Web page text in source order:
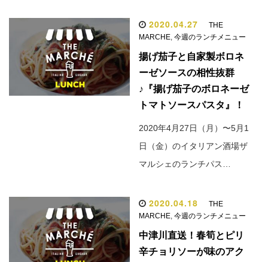
2020.04.27
THE
MARCHE, 今週のランチメニュー
揚げ茄子と自家製ボロネ
ーゼソースの相性抜群
♪『揚げ茄子のボロネーゼ
トマトソースパスタ』！
2020年4月27日（月）〜5月1
日（金）のイタリアン酒場ザ
マルシェのランチパス…
2020.04.18
THE
MARCHE, 今週のランチメニュー
中津川直送！春筍とピリ
辛チョリソーが味のアク